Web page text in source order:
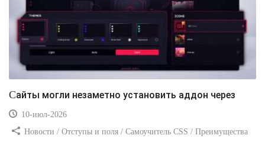
Сайты могли незаметно установить аддон через
10-июл-2026
Новости / Отступы и поля / Самоучитель CSS / Преимущества